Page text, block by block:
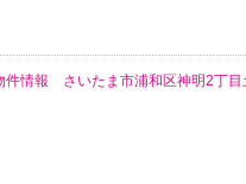
件情報 さいたま市浦和区神明2丁目